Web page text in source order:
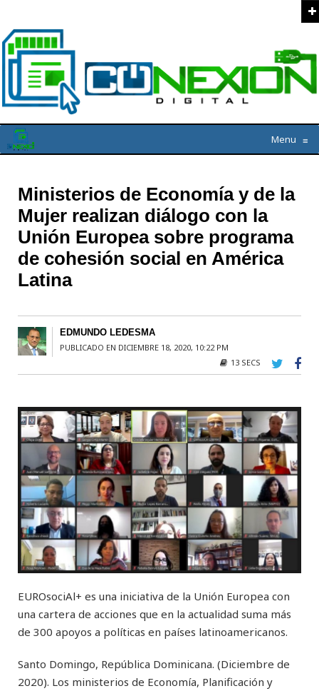
Menu ≡
Ministerios de Economía y de la
Mujer realizan diálogo con la
Unión Europea sobre programa
de cohesión social en América
Latina
EDMUNDO LEDESMA
PUBLICADO EN DICIEMBRE 18, 2020, 10:22 PM
13 SECS
EUROsociAl+ es una iniciativa de la Unión Europea con
una cartera de acciones que en la actualidad suma más
de 300 apoyos a políticas en países latinoamericanos.
Santo Domingo, República Dominicana. (Diciembre de
2020). Los ministerios de Economía, Planificación y